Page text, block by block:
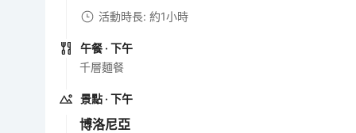
活動時長: 約1小時
午餐 · 下午
千層麵餐
景點 · 下午
博洛尼亞